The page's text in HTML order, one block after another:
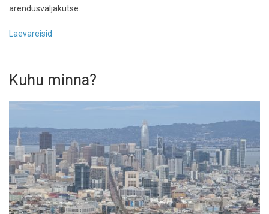
arendusväljakutse.
Laevareisid
Kuhu minna?